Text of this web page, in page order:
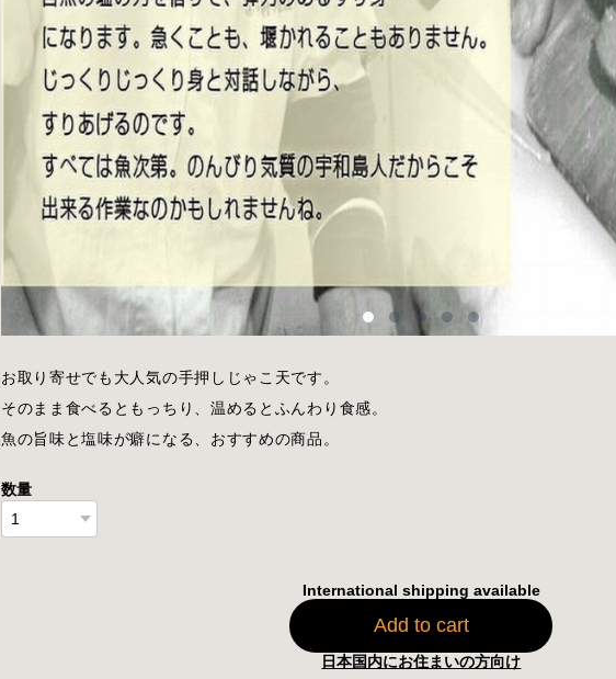
お取り寄せでも大人気の手押しじゃこ天です。
そのまま食べるともっちり、温めるとふんわり食感。
魚の旨味と塩味が癖になる、おすすめの商品。
数量
International shipping available
Add to cart
日本国内にお住まいの方向け